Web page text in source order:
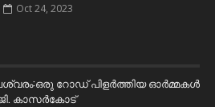
Oct 24, 2023
റോഡ് പിളർത്തിയ ഓർമ്മകൾ
കാസർകോട്